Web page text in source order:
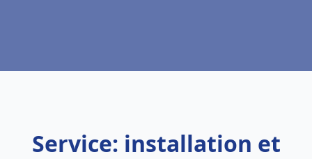
Service: installation et